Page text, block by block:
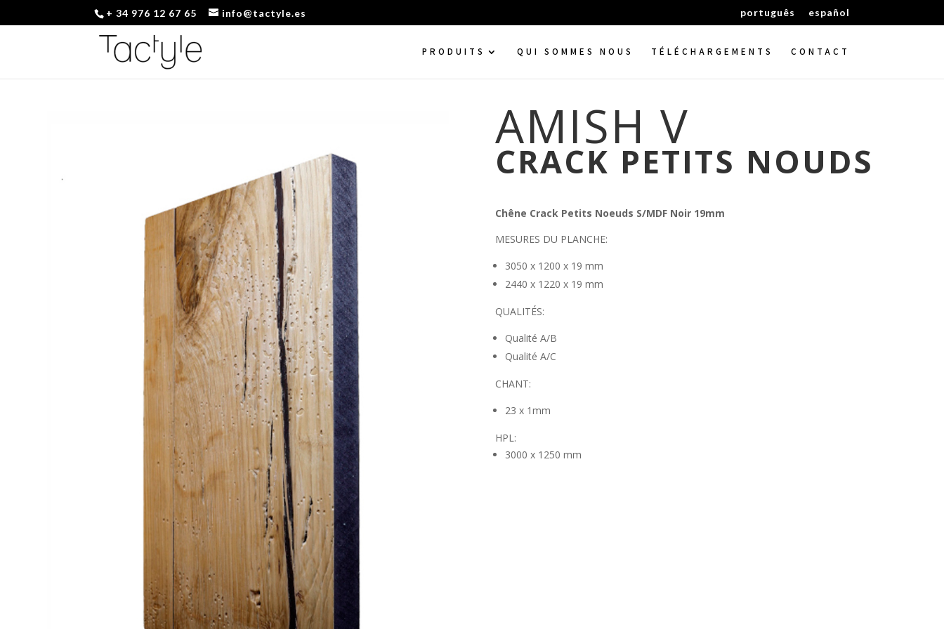
+ 34 976 12 67 65 info@tactyle.es português español
PRODUITS QUI SOMMES NOUS TÉLÉCHARGEMENTS CONTACT
AMISH V
CRACK PETITS NOUDS
Chêne Crack Petits Noeuds S/MDF Noir 19mm
MESURES DU PLANCHE:
3050 x 1200 x 19 mm
2440 x 1220 x 19 mm
QUALITÉS:
Qualité A/B
Qualité A/C
CHANT:
23 x 1mm
HPL:
3000 x 1250 mm